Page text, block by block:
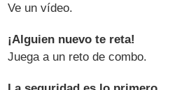
Ve un vídeo.
¡Alguien nuevo te reta!
Juega a un reto de combo.